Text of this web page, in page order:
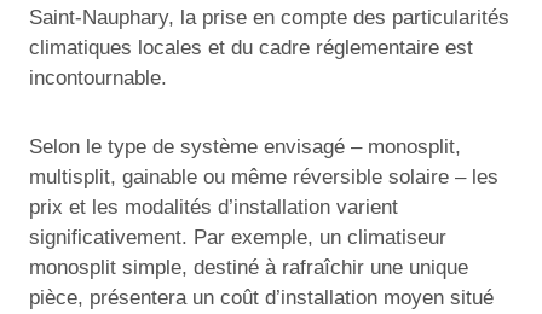
Saint-Nauphary, la prise en compte des particularités
climatiques locales et du cadre réglementaire est
incontournable.
Selon le type de système envisagé – monosplit,
multisplit, gainable ou même réversible solaire – les
prix et les modalités d’installation varient
significativement. Par exemple, un climatiseur
monosplit simple, destiné à rafraîchir une unique
pièce, présentera un coût d’installation moyen situé